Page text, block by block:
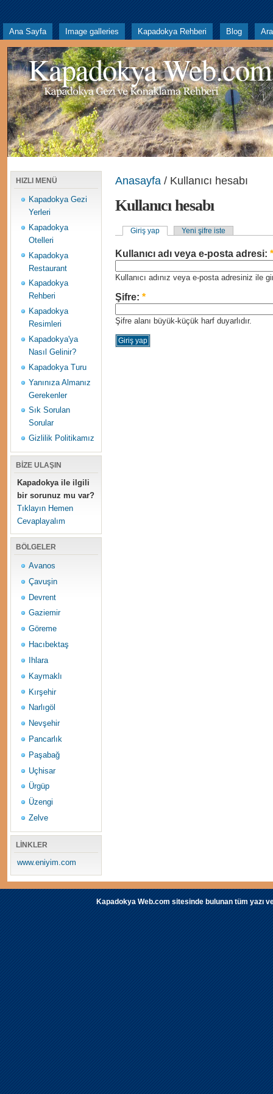
Ana Sayfa Image galleries Kapadokya Rehberi Blog Ara
Kapadokya Web.com
HIZLI MENÜ
Kapadokya Gezi
Yerleri
Kapadokya
Otelleri
Kapadokya
Restaurant
Kapadokya
Rehberi
Kapadokya
Resimleri
Kapadokya'ya
Nasıl Gelinir?
Kapadokya Turu
Yanınıza Almanız
Gerekenler
Sık Sorulan
Sorular
Gizlilik Politikamız
BİZE ULAŞIN
Kapadokya ile ilgili
bir sorunuz mu var?
Tıklayın Hemen
Cevaplayalım
BÖLGELER
Avanos
Çavuşin
Devrent
Gaziemir
Göreme
Hacıbektaş
Ihlara
Kaymaklı
Kırşehir
Narlıgöl
Nevşehir
Pancarlık
Paşabağ
Uçhisar
Ürgüp
Üzengi
Zelve
LİNKLER
www.eniyim.com
Anasayfa / Kullanıcı hesabı
Kullanıcı hesabı
Giriş yap Yeni şifre iste
Kullanıcı adı veya e-posta adresi: *
Kullanıcı adınız veya e-posta adresiniz ile
Şifre: *
Şifre alanı büyük-küçük harf duyarlıdır.
Kapadokya Web.com sitesinde bulunan tüm yazı